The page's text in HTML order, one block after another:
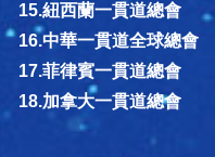
15.紐西蘭一貫道總會
16.中華一貫道全球總會
17.菲律賓一貫道總會
18.加拿大一貫道總會